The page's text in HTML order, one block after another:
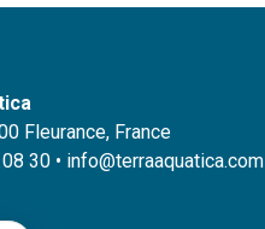
Fleurance, France
30 • info@terraaquatica.com